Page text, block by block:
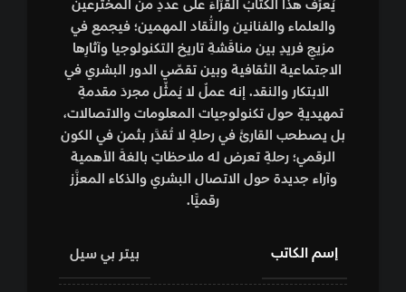
يُعرِّف هذا الكتابُ القرَّاءَ على عددٍ من المخترعين
والعلماء والفنانين والنُّقاد المهمين؛ فيجمع في
مزيجٍ فريدٍ بين مناقَشةِ تاريخ التكنولوجيا وآثارِها
الاجتماعية الثقافية وبين تقصِّي الدور البشري في
الابتكار والنقد. إنه عملٌ لا يُمثِّل مجردَ مقدمةٍ
تمهيديةٍ حول تكنولوجيات المعلومات والاتصالات،
بل يصطحب القارئَ في رحلةٍ لا تُقدَّر بثمن في الكون
الرقمي؛ رحلةٍ تعرض له ملاحظاتٍ بالغةَ الأهمية
وآراء جديدة حول الاتصال البشري والذكاء المعزَّز
رقميًّا.
إسم الكاتب بيتر بي سيل